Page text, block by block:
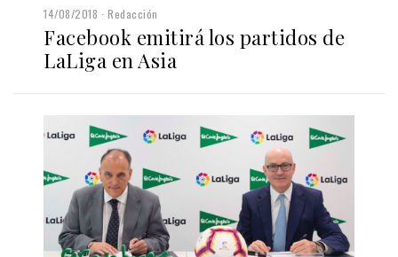
14/08/2018 Redacción
Facebook emitirá los partidos de
LaLiga en Asia